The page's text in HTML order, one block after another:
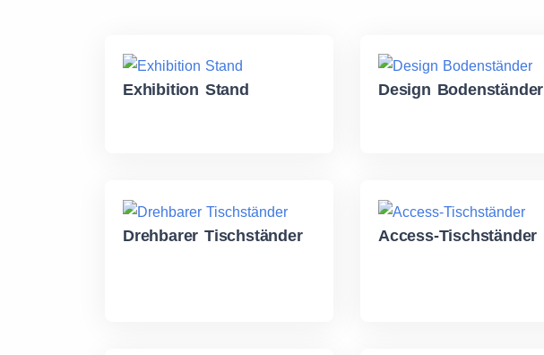
Exhibition Stand Design Bodenständer
Drehbarer Tischständer Access-Tischständer